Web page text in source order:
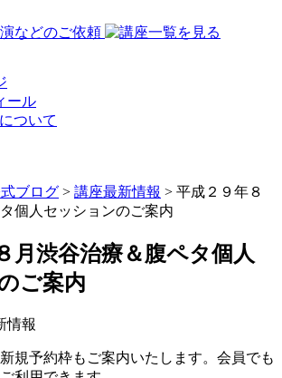
ール
ついて
ブログ > 講座最新情報 > 平成２９年８
個人セッションのご案内
月渋谷治療＆腹ペタ個人
ご案内
情報
規予約枠もご案内いたします。会員でも